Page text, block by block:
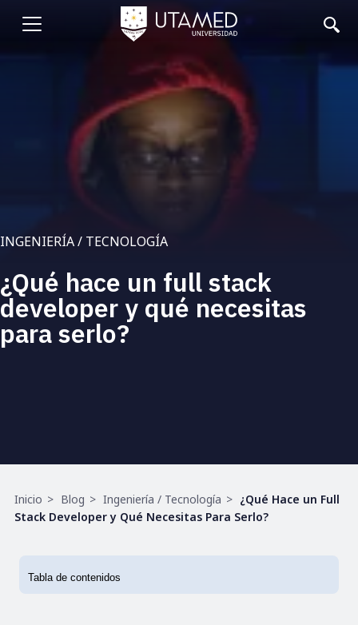
Abrir
INGENIERÍA / TECNOLOGÍA
¿Qué hace un full stack
developer y qué necesitas
para serlo?
Ruta
de
Inicio Blog Ingeniería / Tecnología
¿Qué Hace un Full
Stack Developer y Qué Necesitas Para Serlo?